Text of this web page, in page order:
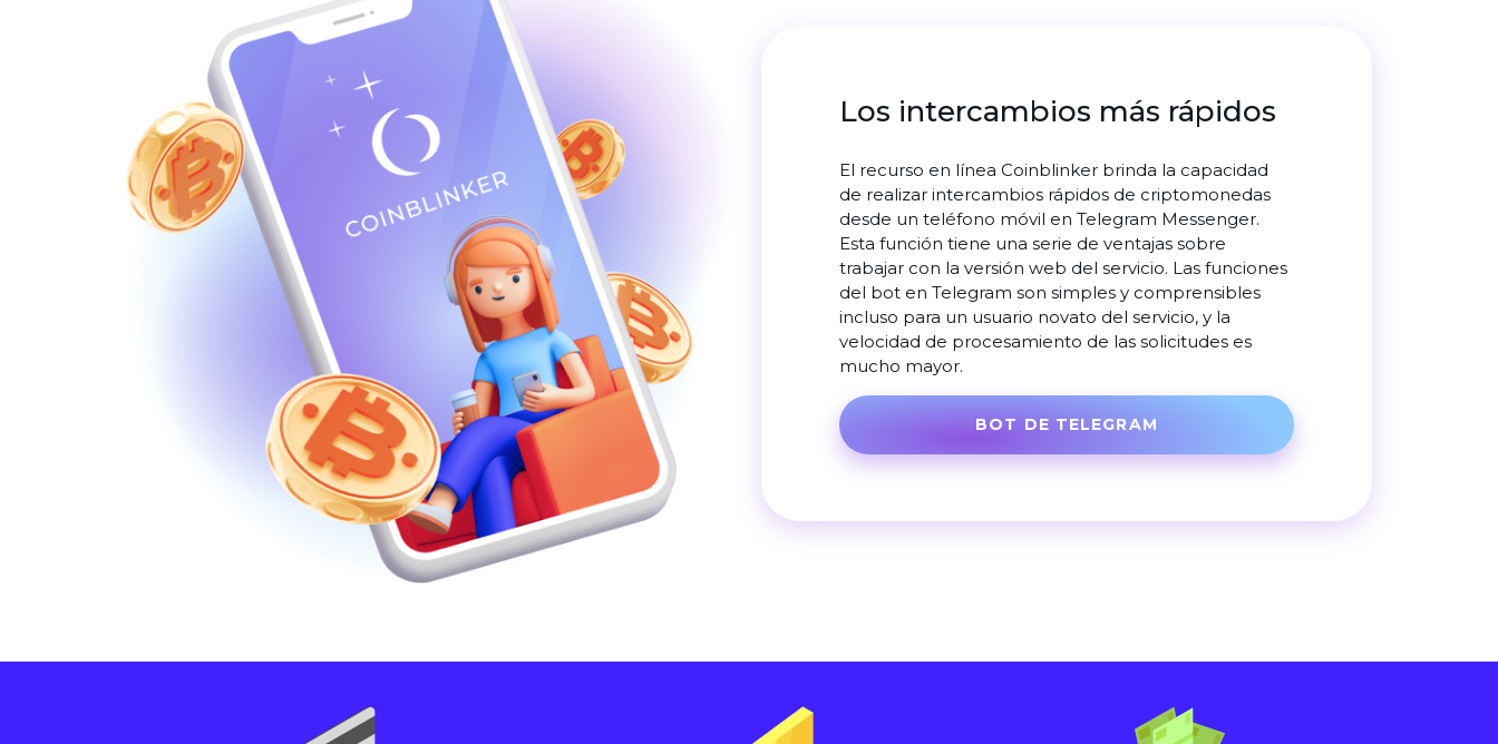
USDT POLYGON
USDT TON
USDT SOL
USDC BEP20
USDC ERC20 USDC
USDS USDS
Ethereum classic (ETC) ETC
Los intercambios más rápidos
El recurso en línea Coinblinker brinda la capacidad
de realizar intercambios rápidos de criptomonedas
desde un teléfono móvil en Telegram Messenger.
Esta función tiene una serie de ventajas sobre
trabajar con la versión web del servicio. Las funciones
del bot en Telegram son simples y comprensibles
incluso para un usuario novato del servicio, y la
velocidad de procesamiento de las solicitudes es
mucho mayor.
BOT DE TELEGRAM